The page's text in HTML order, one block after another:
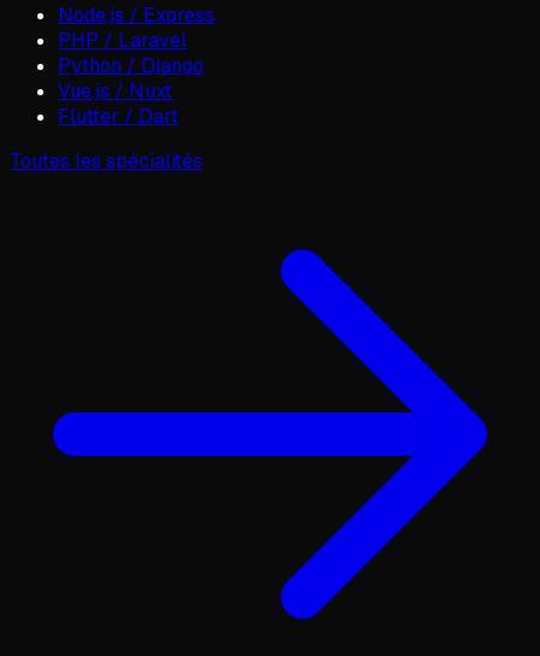
Node.js / Express
PHP / Laravel
Python / Django
Vue.js / Nuxt
Flutter / Dart
Toutes les spécialités